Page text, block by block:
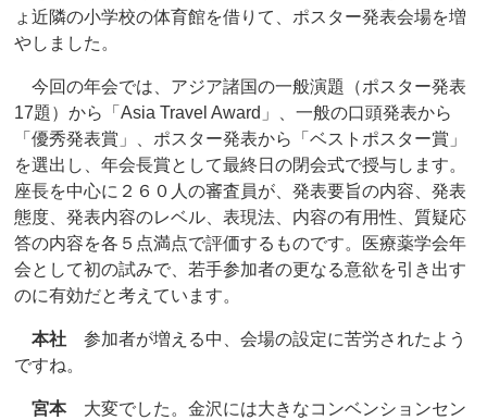
ょ近隣の小学校の体育館を借りて、ポスター発表会場を増
やしました。
今回の年会では、アジア諸国の一般演題（ポスター発表
17題）から「Asia Travel Award」、一般の口頭発表から
「優秀発表賞」、ポスター発表から「ベストポスター賞」
を選出し、年会長賞として最終日の閉会式で授与します。
座長を中心に２６０人の審査員が、発表要旨の内容、発表
態度、発表内容のレベル、表現法、内容の有用性、質疑応
答の内容を各５点満点で評価するものです。医療薬学会年
会として初の試みで、若手参加者の更なる意欲を引き出す
のに有効だと考えています。
本社 参加者が増える中、会場の設定に苦労されたよう
ですね。
宮本大変でした。金沢には大きなコンベンションセン